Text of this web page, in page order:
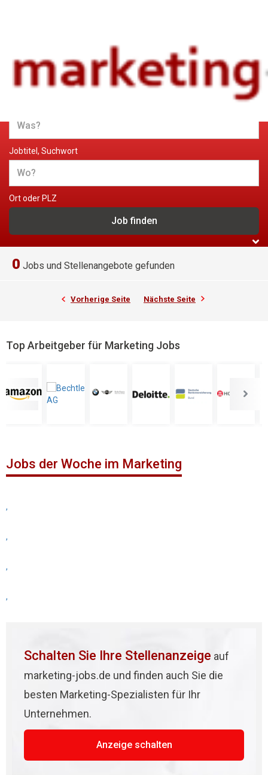
Jobs und Stellenangebote im
Marketing
Jobtitel, Suchwort
Ort oder PLZ
0 Jobs und Stellenangebote gefunden
Vorherige Seite Nächste Seite
Top Arbeitgeber für Marketing Jobs
Jobs der Woche im Marketing
,
,
,
,
Schalten Sie Ihre Stellenanzeige auf
marketing-jobs.de und finden auch Sie die
besten Marketing-Spezialisten für Ihr
Unternehmen.
Anzeige schalten